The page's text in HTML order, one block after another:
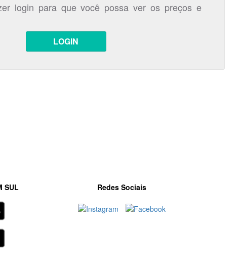
login para que você possa ver os preços e
LOGIN
SUL Redes Sociais